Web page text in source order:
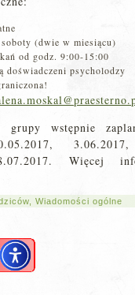
(dwie w miesiącu)
od godz. 9:00-15:00
doświadczeni psycholodzy
grupy wstępnie
Więcej
,Wiadomości ogólne